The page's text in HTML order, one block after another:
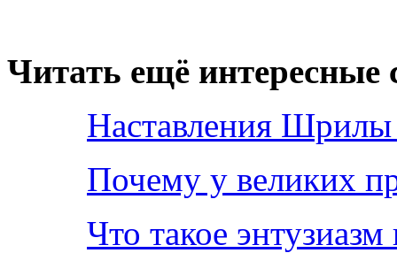
Читать ещё интересные
Наставления
Почему у великих
Что такое